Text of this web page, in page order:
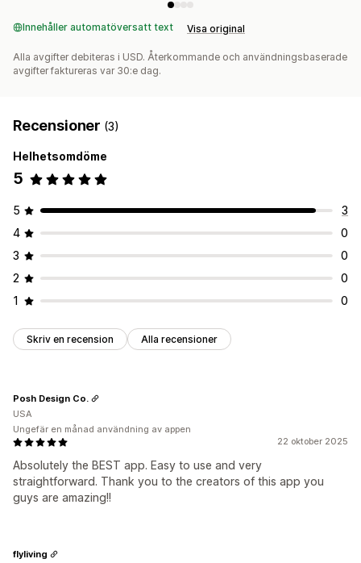
Innehåller automatöversatt text Visa original
Alla avgifter debiteras i USD. Återkommande och användningsbaserade
avgifter faktureras var 30:e dag.
Recensioner (3)
Helhetsomdöme
5
5
3
4
0
3
0
2
0
1
0
Skriv en recension Alla recensioner
22 oktober 2025
Absolutely the BEST app. Easy to use and very
straightforward. Thank you to the creators of this app you
guys are amazing!!
Posh Design Co.
USA
Ungefär en månad användning av appen
flyliving